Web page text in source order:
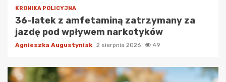
KRONIKA POLICYJNA
36-latek z amfetaminą zatrzymany za
jazdę pod wpływem narkotyków
Agnieszka Augustyniak 2 sierpnia 2026 49